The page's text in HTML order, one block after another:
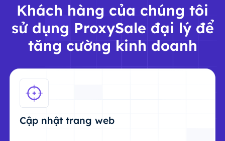
Khách hàng của chúng tôi
sử dụng ProxySale đại lý để
tăng cường kinh doanh
Cập nhật trang web